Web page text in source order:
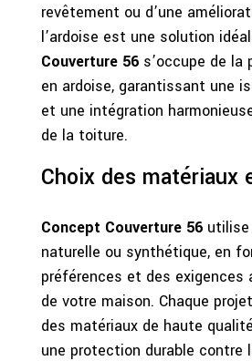
revêtement ou d’une
l’ardoise est une solution
Couverture 56s’occupe de la
en ardoise, garantissant une
et une intégration
de la toiture.
Choix des matériaux
Concept Couverture 56utilise
naturelle ou synthétique, en
préférences et des exigences
de votre maison. Chaque
des matériaux de haute
une protection durable contre